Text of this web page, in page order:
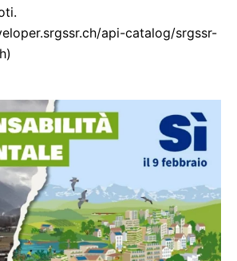
api-catalog/srgssr-